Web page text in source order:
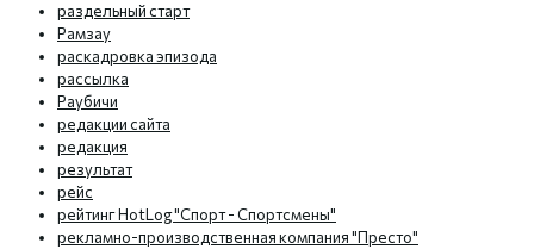
раздельный старт
Рамзау
раскадровка эпизода
рассылка
Раубичи
редакции сайта
редакция
результат
рейс
рейтинг HotLog "Спорт - Спортсмены"
рекламно-производственная компания "Престо"